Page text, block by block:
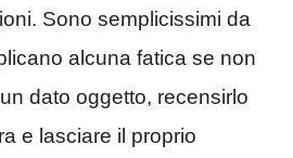
Sono semplicissimi da
alcuna fatica se non
dato oggetto, recensirlo
e lasciare il proprio